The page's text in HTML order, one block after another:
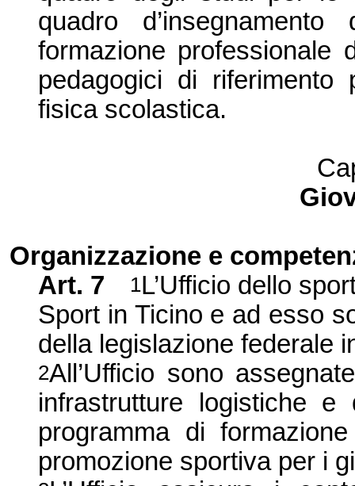
quadro
formazione professionale
pedagogici di riferimento
fisica scolastica.
Organizzazione e
Art. 7
1L’Ufficio dello
Sport in Ticino e ad esso
della legislazione federale
2All’Ufficio sono
infrastrutture logistiche
programma di
promozione sportiva per i